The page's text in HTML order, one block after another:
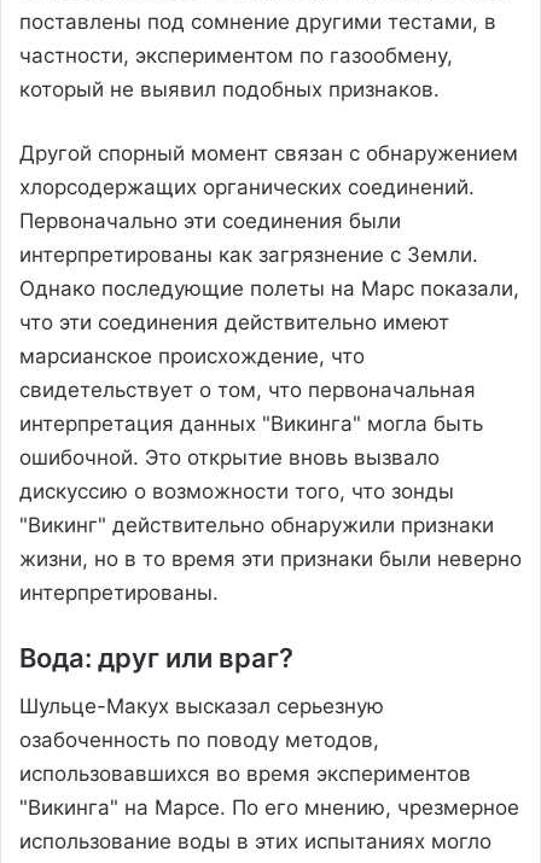
поставлены под сомнение другими тестами, в
частности, экспериментом по газообмену,
который не выявил подобных признаков.
Другой спорный момент связан с обнаружением
хлорсодержащих органических соединений.
Первоначально эти соединения были
интерпретированы как загрязнение с Земли.
Однако последующие полеты на Марс показали,
что эти соединения действительно имеют
марсианское происхождение, что
свидетельствует о том, что первоначальная
интерпретация данных "Викинга" могла быть
ошибочной. Это открытие вновь вызвало
дискуссию о возможности того, что зонды
"Викинг" действительно обнаружили признаки
жизни, но в то время эти признаки были неверно
интерпретированы.
Вода: друг или враг?
Шульце-Макух высказал серьезную
озабоченность по поводу методов,
использовавшихся во время экспериментов
"Викинга" на Марсе. По его мнению, чрезмерное
использование воды в этих испытаниях могло